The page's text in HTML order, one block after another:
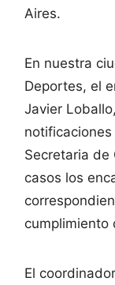
Aires.
En nuestra
Deportes, el
Javier
Secretaria de
casos los
cumplimiento
El